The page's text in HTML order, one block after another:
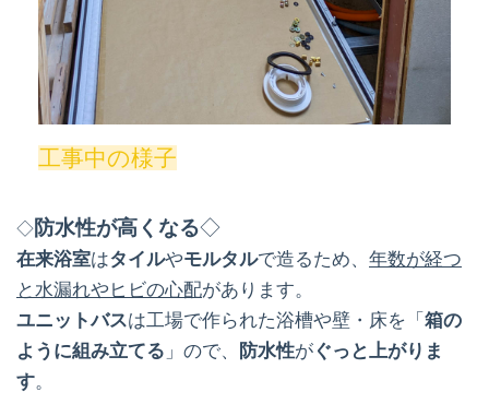
工事中の様子
◇防水性が高くなる◇
在来浴室はタイルやモルタルで造るため、 年数が経つ
と水漏れやヒビの心配があります。
ユニットバスは工場で作られた浴槽や壁・床を「 箱の
ように組み立てる 」ので、 防水性が ぐっと上がりま
す。